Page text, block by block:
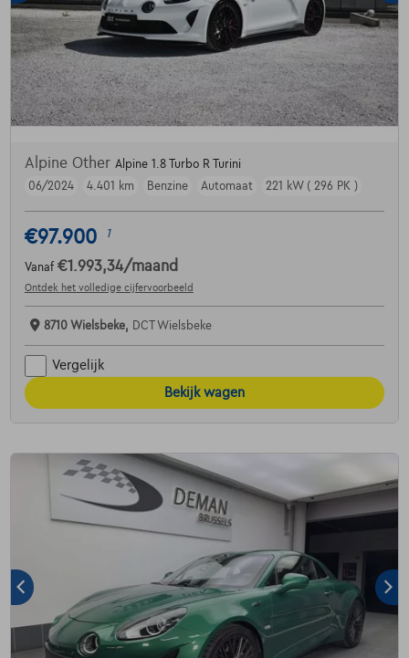
Alpine Other Alpine 1.8 Turbo R Turini
06/2024
4.401 km Benzine Automaat 221 kW ( 296 PK )
€97.900 1
Vanaf €1.993,34/maand
Ontdek het volledige cijfervoorbeeld
8710 Wielsbeke, DCT Wielsbeke
Vergelijk
Bekijk wagen